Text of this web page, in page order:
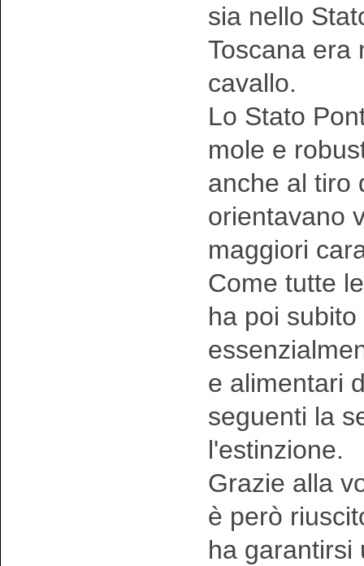
sia nello
Toscana era
cavallo.
Lo Stato
mole e
anche al tiro
orientavano
maggiori
Come tutte
ha poi
e alimentari
seguenti la
l'estinzione.
Grazie alla
è però
ha garantirsi